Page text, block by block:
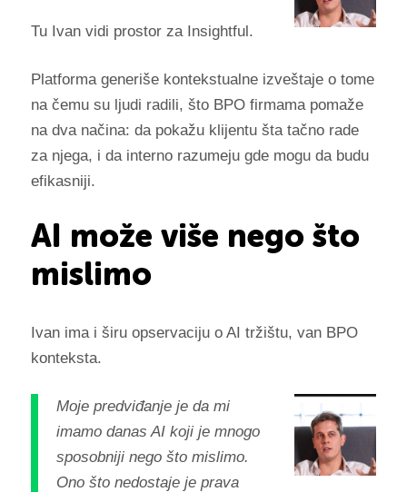
Tu Ivan vidi prostor za Insightful.
Platforma generiše kontekstualne izveštaje o tome
na čemu su ljudi radili, što BPO firmama pomaže
na dva načina: da pokažu klijentu šta tačno rade
za njega, i da interno razumeju gde mogu da budu
efikasniji.
AI može više nego što
mislimo
Ivan ima i širu opservaciju o AI tržištu, van BPO
konteksta.
Moje predviđanje je da mi
imamo danas AI koji je mnogo
sposobniji nego što mislimo.
Ono što nedostaje je prava